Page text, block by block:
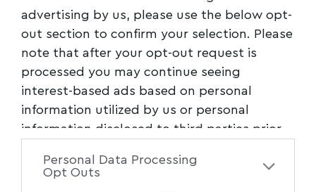
advertising by us, please use the below opt-
out section to confirm your selection. Please
note that after your opt-out request is
processed you may continue seeing
interest-based ads based on personal
information utilized by us or personal
information disclosed to third parties prior
of the further disclosure of your personal
Personal Data Processing
Opt Outs